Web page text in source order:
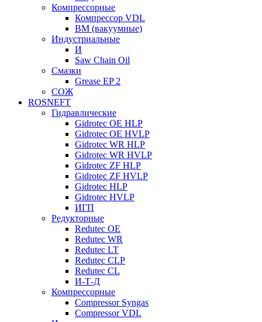
Компрессорные
Компрессор VDL
ВМ (вакуумные)
Индустриальные
И
Saw Chain Oil
Смазки
Grease EP 2
СОЖ
ROSNEFT
Гидравлические
Gidrotec OE HLP
Gidrotec OE HVLP
Gidrotec WR HLP
Gidrotec WR HVLP
Gidrotec ZF HLP
Gidrotec ZF HVLP
Gidrotec HLP
Gidrotec HVLP
ИГП
Редукторные
Redutec OE
Redutec WR
Redutec LT
Redutec CLP
Redutec CL
И-Т-Д
Компрессорные
Compressor Syngas
Compressor VDL